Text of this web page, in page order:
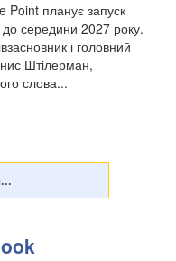
Point планує запуск
середини 2027 року.
і головний
Штілерман,
слова...